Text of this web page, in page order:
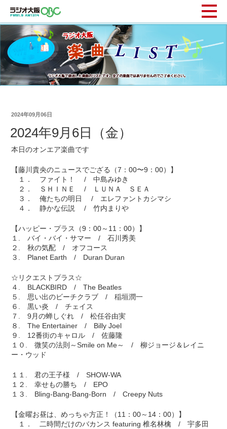
2024年09月06日
2024年9月6日（金）
本日のオンエア楽曲です
【藤川貴央のニュースでござる（7：00〜9：00）】
１． ファイト！ / 中島みゆき
２． ＳＨＩＮＥ / ＬＵＮＡ ＳＥＡ
３． 俺たちの明日 / エレファントカシマシ
４． 静かな伝説 / 竹内まりや
【ハッピー・プラス（9：00～11：00）】
１. バイ・バイ・サマー / 石川秀美
２. 秋の気配 / オフコース
３. Planet Earth / Duran Duran
☆リクエストプラス☆
４. BLACKBIRD / The Beatles
５. 思い出のビーチクラブ / 稲垣潤一
６. 黒い炎 / チェイス
７. 9月の蝉しぐれ / 松任谷由実
８. The Entertainer / Billy Joel
９. 12番街のキャロル / 佐藤隆
１０. 微笑の法則～Smile on Me～ / 柳ジョージ＆レイニ
ー・ウッド
１１. 君の王子様 / SHOW-WA
１２. 幸せもの勝ち / EPO
１３. Bling-Bang-Bang-Born / Creepy Nuts
【金曜お昼は、めっちゃ方正！（11：00～14：00）】
１． 二時間だけのバカンス featuring 椎名林檎 / 宇多田